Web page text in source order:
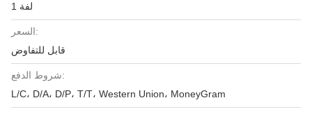
1 لفة
السعر:
قابل للتفاوض
شروط الدفع:
L/C، D/A، D/P، T/T، Western Union، MoneyGram